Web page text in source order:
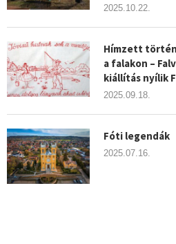
2025.10.22.
Hímzett
a falakon –
kiállítás nyílik
2025.09.18.
Fóti legendák
2025.07.16.